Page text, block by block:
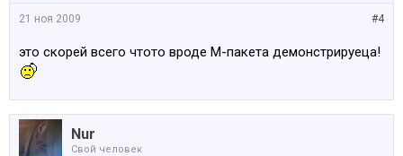
#4
21 ноя 2009
это скорей всего чтото вроде М-пакета демонстрируеца!
Nur
Свой человек